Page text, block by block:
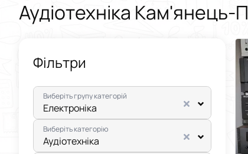
Аудіотехніка Кам'янець-
Фільтри
Виберіть групу категорій
Електроніка
Виберіть категорію
Аудіотехніка